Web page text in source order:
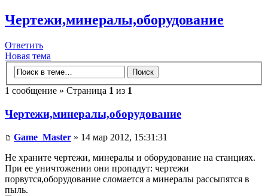
Чертежи,минералы,оборудование
Ответить
Новая тема
1 сообщение » Страница 1 из 1
Чертежи,минералы,оборудование
Game_Master » 14 мар 2012, 15:31:31
Не храните чертежи, минералы и оборудование на станциях.
При ее уничтожении они пропадут: чертежи
порвутся,оборудование сломается а минералы рассыпятся в
пыль.